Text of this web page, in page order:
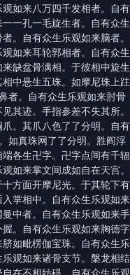
如来八万四千发相者。自有
一孔一毛旋生者。自有众生
。自有众生乐观如来脑者。
如来耳轮郭相者。自有众生
缺盆骨满相。于彼相中旋生
中悬生五珠。如摩尼珠上跓
者。自有众生乐观如来肘骨
其迹。手指参差不失其所。
。其爪八色了了分明。自有
如真珠网了了分明。胜阎浮
各生卍字。卍字点间有千辐
如来掌文间成如自在天宫。
方面开摩尼光。于其轮下有
掌相中。自有众生乐观如来
中者。自有众生乐观如来手
。自有众生乐观如来胸德字
如毗楞伽宝珠。自有众生乐
观如来诸骨支节。槃龙相结
在不相妨碍。自有众生乐观